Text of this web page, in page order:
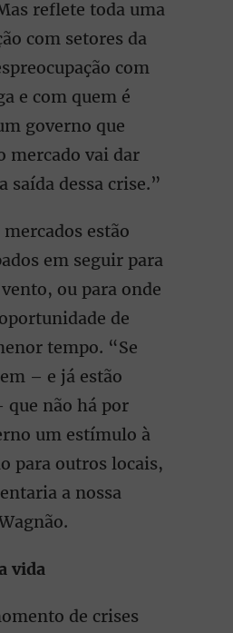
reflete toda uma
com setores da
com
e com quem é
governo que
mercado vai dar
saída dessa crise.”
estão
em seguir para
ou para onde
de
tempo. “Se
– e já estão
que não há por
um estímulo à
para outros locais,
a nossa
vida
de crises